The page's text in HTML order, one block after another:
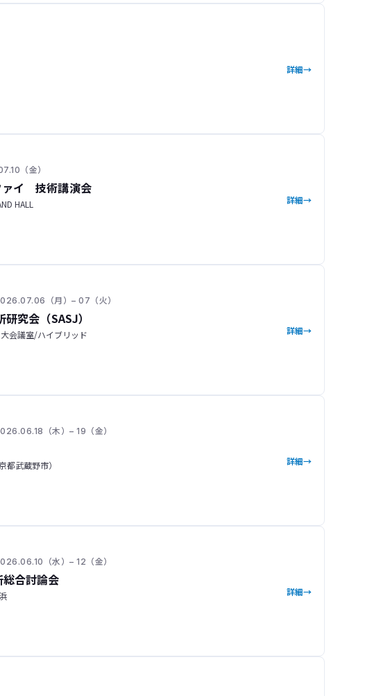
詳細
（金）
ァイ 技術講演会
HALL 詳細
（月）– 07（火）
究会（SASJ）
会議室/ハイブリッド 詳細
（木）– 19（金）
都武蔵野市） 詳細
（水）– 12（金）
合討論会
詳細